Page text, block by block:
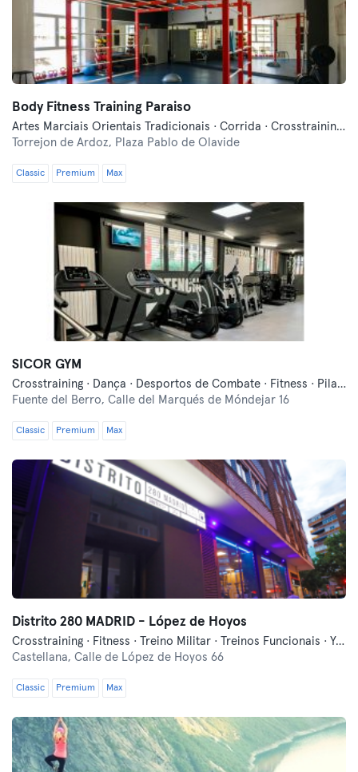
Body Fitness Training Paraiso
Artes Marciais Orientais Tradicionais · Corrida · Crosstraining · Dança · Fitness · Indoor Cycling · Pilates · Yoga
Torrejon de Ardoz, Plaza Pablo de Olavide
Classic Premium Max
SICOR GYM
Crosstraining · Dança · Desportos de Combate · Fitness · Pilates · Treinos Funcionais
Fuente del Berro, Calle del Marqués de Móndejar 16
Classic Premium Max
Distrito 280 MADRID - López de Hoyos
Crosstraining · Fitness · Treino Militar · Treinos Funcionais · Yoga
Castellana, Calle de López de Hoyos 66
Classic Premium Max